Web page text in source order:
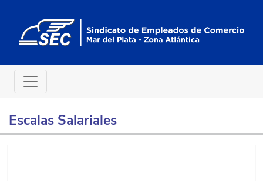
Escalas Salariales